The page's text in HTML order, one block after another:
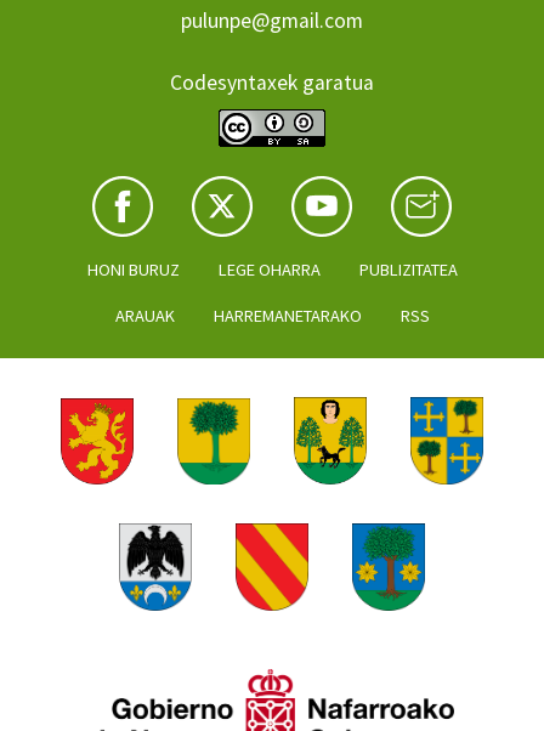
pulunpe@gmail.com
Codesyntaxek garatua
HONI BURUZ LEGE OHARRA PUBLIZITATEA
ARAUAK HARREMANETARAKO RSS